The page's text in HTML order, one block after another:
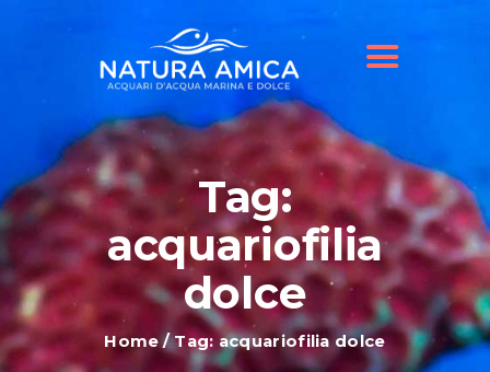
Tag:
acquariofilia
dolce
Home Tag: acquariofilia dolce
IL NOSTRO NEGOZIO
OFFERTE ACQUARI
SHOP ONLINE
BLOG